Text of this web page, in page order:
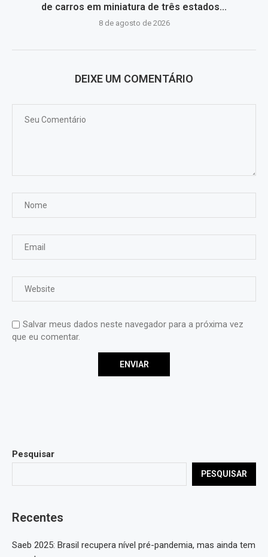
de carros em miniatura de três estados...
8 de agosto de 2026
DEIXE UM COMENTÁRIO
Salvar meus dados neste navegador para a próxima vez
que eu comentar.
Pesquisar
PESQUISAR
Recentes
Saeb 2025: Brasil recupera nível pré-pandemia, mas ainda tem